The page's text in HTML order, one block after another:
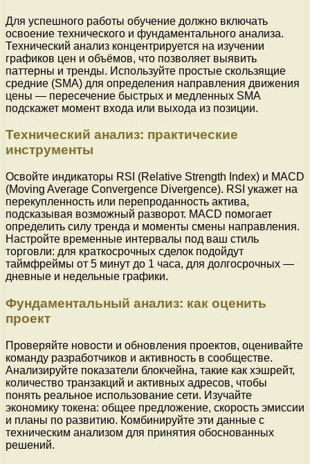
Для успешного работы обучение должно включать
освоение технического и фундаментального анализа.
Технический анализ концентрируется на изучении
графиков цен и объёмов, что позволяет выявить
паттерны и тренды. Используйте простые скользящие
средние (SMA) для определения направления движения
цены — пересечение быстрых и медленных SMA
подскажет момент входа или выхода из позиции.
Технический анализ: практические
инструменты
Освойте индикаторы RSI (Relative Strength Index) и MACD
(Moving Average Convergence Divergence). RSI укажет на
перекупленность или перепроданность актива,
подсказывая возможный разворот. MACD помогает
определить силу тренда и моменты смены направления.
Настройте временные интервалы под ваш стиль
торговли: для краткосрочных сделок подойдут
таймфреймы от 5 минут до 1 часа, для долгосрочных —
дневные и недельные графики.
Фундаментальный анализ: как оценить
проект
Проверяйте новости и обновления проектов, оценивайте
команду разработчиков и активность в сообществе.
Анализируйте показатели блокчейна, такие как хэшрейт,
количество транзакций и активных адресов, чтобы
понять реальное использование сети. Изучайте
экономику токена: общее предложение, скорость эмиссии
и планы по развитию. Комбинируйте эти данные с
техническим анализом для принятия обоснованных
решений.